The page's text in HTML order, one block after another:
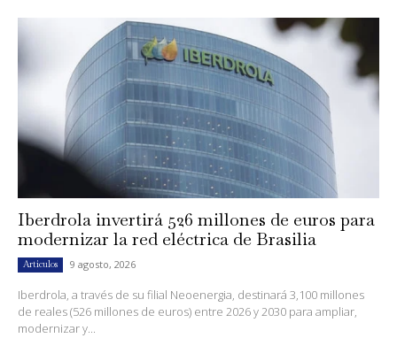
Iberdrola invertirá 526 millones de euros para
modernizar la red eléctrica de Brasilia
Artículos 9 agosto, 2026
Iberdrola, a través de su filial Neoenergia, destinará 3,100 millones
de reales (526 millones de euros) entre 2026 y 2030 para ampliar,
modernizar y...